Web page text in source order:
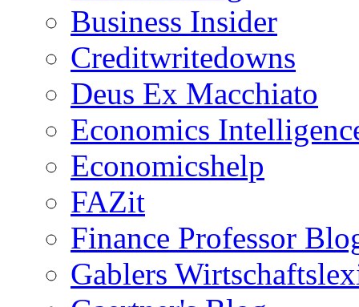
Business Insider
Creditwritedowns
Deus Ex Macchiato
Economics
Economicshelp
FAZit
Finance Professor
Gablers